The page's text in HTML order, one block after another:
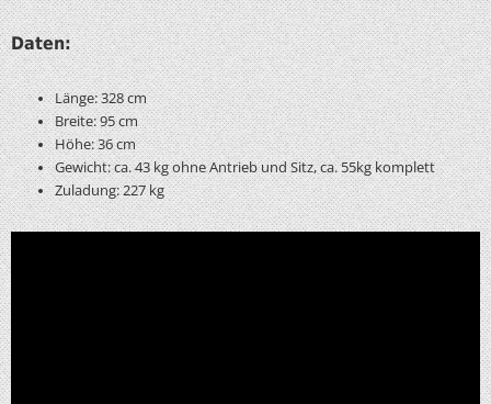
Daten:
Länge: 328 cm
Breite: 95 cm
Höhe: 36 cm
Gewicht: ca. 43 kg ohne Antrieb und Sitz, ca. 55kg komplett
Zuladung: 227 kg